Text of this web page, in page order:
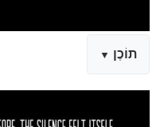
תוֹכֶן